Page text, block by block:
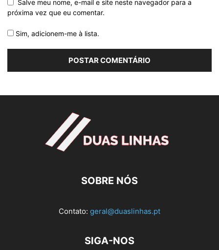
Salve meu nome, e-mail e site neste navegador para a
próxima vez que eu comentar.
Sim, adicionem-me à lista.
SOBRE NÓS
Contato: geral@duaslinhas.pt
SIGA-NOS